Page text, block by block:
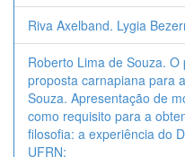
Riva Axelband. Lygia
Roberto Lima de Souza.
proposta carnapiana para
Souza. Apresentação de
como requisito para a
filosofia: a experiência do
UFRN;